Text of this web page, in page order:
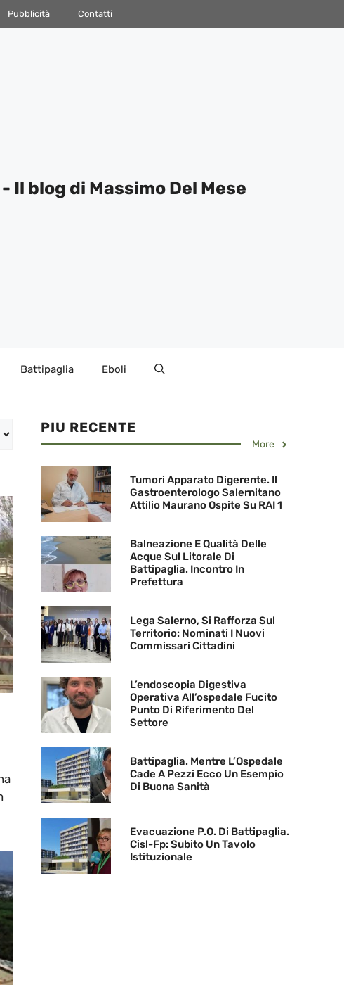
Pubblicità Contatti
Il blog di Massimo Del Mese
Battipaglia Eboli
PIU RECENTE
More
Tumori Apparato Digerente. Il
Gastroenterologo Salernitano
Attilio Maurano Ospite Su RAI 1
Balneazione E Qualità Delle
Acque Sul Litorale Di
Battipaglia. Incontro In
Prefettura
Lega Salerno, Si Rafforza Sul
Territorio: Nominati I Nuovi
Commissari Cittadini
L’endoscopia Digestiva
Operativa All’ospedale Fucito
Punto Di Riferimento Del
Settore
Battipaglia. Mentre L’Ospedale
Cade A Pezzi Ecco Un Esempio
Di Buona Sanità
Evacuazione P.O. Di Battipaglia.
Cisl-Fp: Subito Un Tavolo
Istituzionale